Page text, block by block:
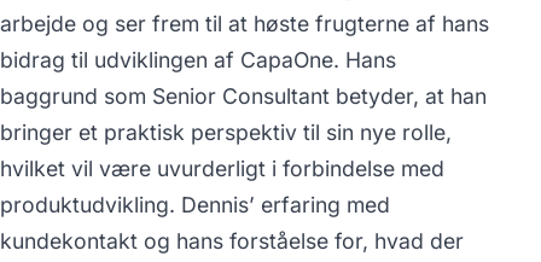
arbejde og ser frem til at høste frugterne af hans
bidrag til udviklingen af CapaOne. Hans
baggrund som Senior Consultant betyder, at han
bringer et praktisk perspektiv til sin nye rolle,
hvilket vil være uvurderligt i forbindelse med
produktudvikling. Dennis’ erfaring med
kundekontakt og hans forståelse for, hvad der